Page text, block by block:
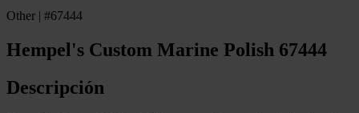
Other | #67444
Hempel's Custom Marine Polish 67444
Descripción